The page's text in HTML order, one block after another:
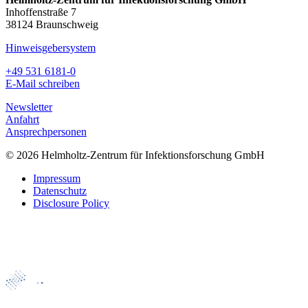
Inhoffenstraße 7
38124 Braunschweig
Hinweisgebersystem
+49 531 6181-0
E-Mail schreiben
Newsletter
Anfahrt
Ansprechpersonen
© 2026 Helmholtz-Zentrum für Infektionsforschung GmbH
Impressum
Datenschutz
Disclosure Policy